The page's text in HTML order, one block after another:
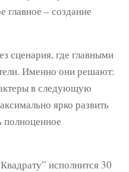
главное – создание
сценария, где главными
Именно они решают:
в следующую
ярко развить
полноценное
исполнится 30